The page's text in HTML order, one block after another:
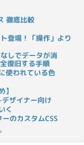
徹底比較
登場！「操作」より
しでデータが消
復旧する手順
使われている色
】
ザイナー向け
く
のカスタムCSS